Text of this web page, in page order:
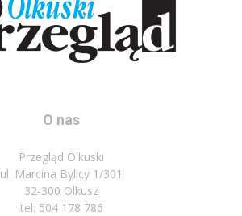
O nas
Przegląd Olkuski
ul. Marcina Bylicy 1/301
32-300 Olkusz
tel: 504 178 786